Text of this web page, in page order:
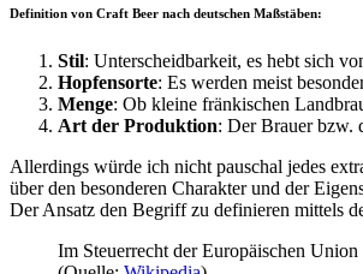
Definition von Craft Beer nach deutschen Maßstäben:
Stil: Unterscheidbarkeit, es hebt sich
Hopfensorte: Es werden meist
Menge: Ob kleine fränkischen
Art der Produktion: Der Brauer bzw.
Allerdings würde ich nicht pauschal jedes
über den besonderen Charakter und der
Der Ansatz den Begriff zu definieren mittels
Im Steuerrecht der Europäischen